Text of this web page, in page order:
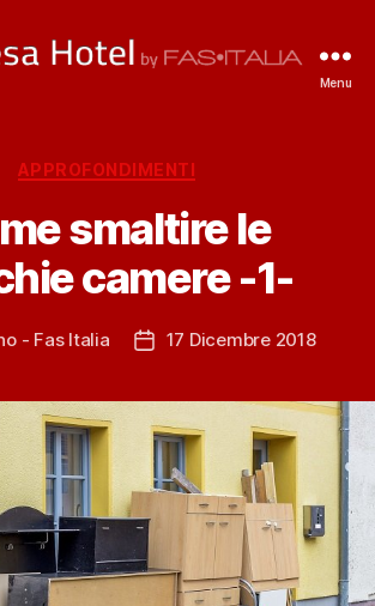
Menu
Categorie
APPROFONDIMENTI
smaltire le
camere -1-
- Fas Italia
Data17 Dicembre 2018